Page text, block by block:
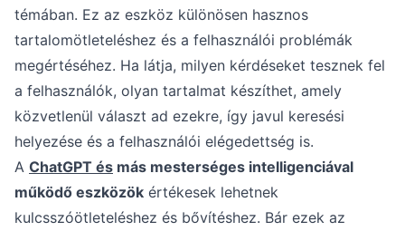
témában. Ez az eszköz különösen hasznos
tartalomötleteléshez és a felhasználói problémák
megértéséhez. Ha látja, milyen kérdéseket tesznek fel
a felhasználók, olyan tartalmat készíthet, amely
közvetlenül választ ad ezekre, így javul keresési
helyezése és a felhasználói elégedettség is.
A ChatGPT és más mesterséges intelligenciával
működő eszközök értékesek lehetnek
kulcsszóötleteléshez és bővítéshez. Bár ezek az